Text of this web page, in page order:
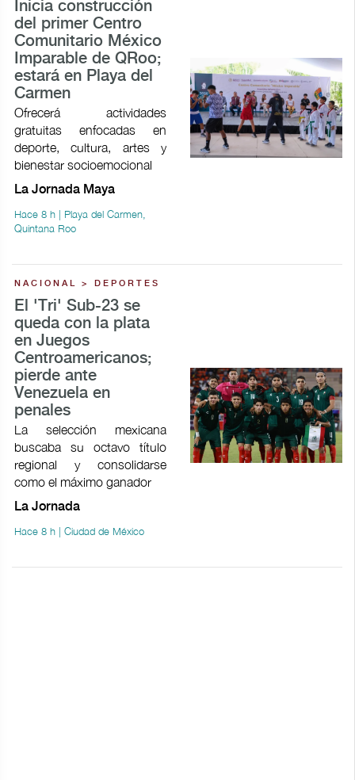
Inicia construcción
del primer Centro
Comunitario México
Imparable de QRoo;
estará en Playa del
Carmen
Ofrecerá actividades
gratuitas enfocadas en
deporte, cultura, artes y
bienestar socioemocional
La Jornada Maya
Hace 8 h | Playa del Carmen,
Quintana Roo
NACIONAL > DEPORTES
El 'Tri' Sub-23 se
queda con la plata
en Juegos
Centroamericanos;
pierde ante
Venezuela en
penales
La selección mexicana
buscaba su octavo título
regional y consolidarse
como el máximo ganador
La Jornada
Hace 8 h | Ciudad de México